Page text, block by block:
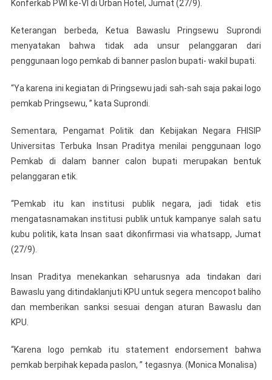
Konferkab PWI ke-VI di Urban Hotel, Jumat (27/9).
Keterangan berbeda, Ketua Bawaslu Pringsewu Suprondi
menyatakan bahwa tidak ada unsur pelanggaran dari
penggunaan logo pemkab di banner paslon bupati- wakil bupati.
“Ya karena ini kegiatan di Pringsewu jadi sah-sah saja pakai logo
pemkab Pringsewu, ” kata Suprondi.
Sementara, Pengamat Politik dan Kebijakan Negara FHISIP
Universitas Terbuka Insan Praditya menilai penggunaan logo
Pemkab di dalam banner calon bupati merupakan bentuk
pelanggaran etik.
“Pemkab itu kan institusi publik negara, jadi tidak etis
mengatasnamakan institusi publik untuk kampanye salah satu
kubu politik, kata Insan saat dikonfirmasi via whatsapp, Jumat
(27/9).
Insan Praditya menekankan seharusnya ada tindakan dari
Bawaslu yang ditindaklanjuti KPU untuk segera mencopot baliho
dan memberikan sanksi sesuai dengan aturan Bawaslu dan
KPU.
“Karena logo pemkab itu statement endorsement bahwa
pemkab berpihak kepada paslon, ” tegasnya. (Monica Monalisa)